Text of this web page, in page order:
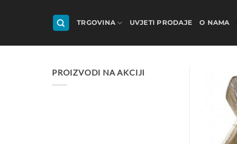
TRGOVINA UVJETI PRODAJE O NAMA
PROIZVODI NA AKCIJI